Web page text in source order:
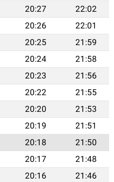
20:27
22:02
20:26
22:01
20:25
21:59
20:24
21:58
20:23
21:56
20:22
21:55
20:20
21:53
20:19
21:51
20:18
21:50
20:17
21:48
20:16
21:46